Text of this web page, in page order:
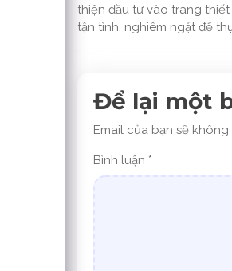
thiện đầu tư vào trang
tận tình, nghiêm ngặt để
Để lại một
Email của bạn sẽ
Bình luận *